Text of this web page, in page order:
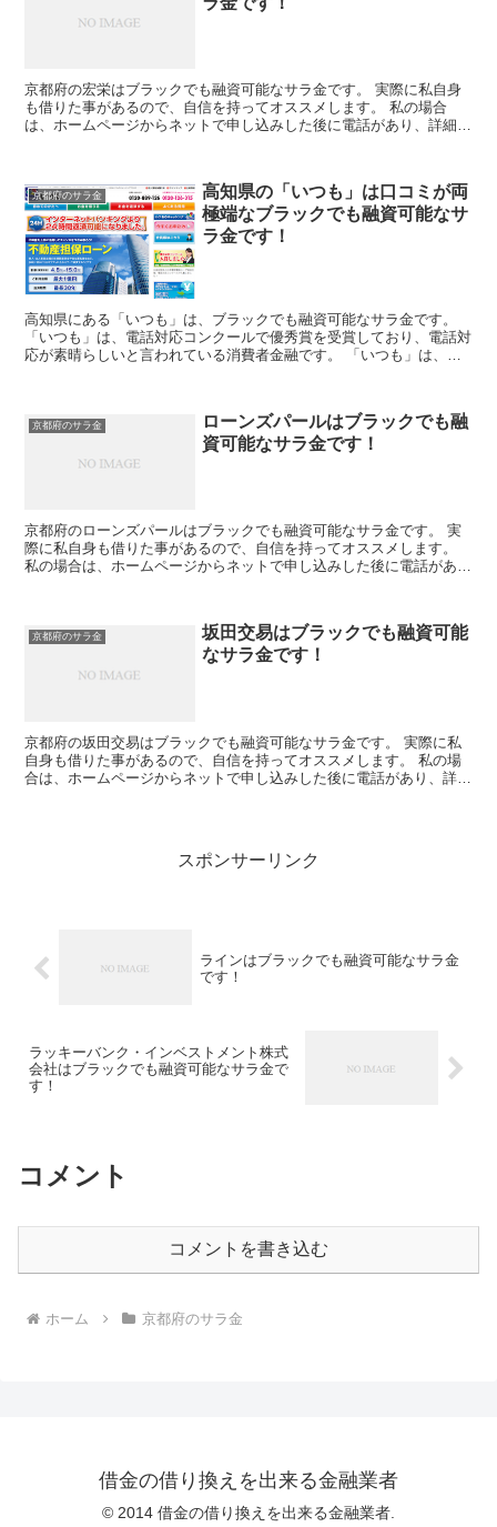
京都府の宏栄はブラックでも融資可能なサラ金です。 実際に私自身
も借りた事があるので、自信を持ってオススメします。 私の場合
は、ホームページからネットで申し込みした後に電話があり、詳細を
京都府のサラ金
高知県の「いつも」は口コミが両
極端なブラックでも融資可能なサ
ラ金です！
高知県にある「いつも」は、ブラックでも融資可能なサラ金です。
「いつも」は、電話対応コンクールで優秀賞を受賞しており、電話対
応が素晴らしいと言われている消費者金融です。 「いつも」は、中
京都府のサラ金
ローンズパールはブラックでも融
資可能なサラ金です！
京都府のローンズパールはブラックでも融資可能なサラ金です。 実
際に私自身も借りた事があるので、自信を持ってオススメします。
私の場合は、ホームページからネットで申し込みした後に電話があ
京都府のサラ金
坂田交易はブラックでも融資可能
なサラ金です！
京都府の坂田交易はブラックでも融資可能なサラ金です。 実際に私
自身も借りた事があるので、自信を持ってオススメします。 私の場
合は、ホームページからネットで申し込みした後に電話があり、詳細
スポンサーリンク
ラインはブラックでも融資可能なサラ金
です！
ラッキーバンク・インベストメント株式
会社はブラックでも融資可能なサラ金で
す！
コメント
コメントを書き込む
ホーム 京都府のサラ金
借金の借り換えを出来る金融業者
© 2014 借金の借り換えを出来る金融業者.